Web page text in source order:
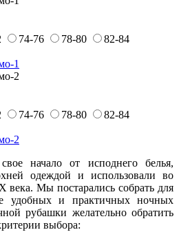
74-76 78-80
82-84
1
2
74-76 78-80
82-84
2
начало от исподнего белья,
одеждой и использовали во
века. Мы постарались собрать для
удобных и практичных ночных
рубашки желательно обратить
выбора: